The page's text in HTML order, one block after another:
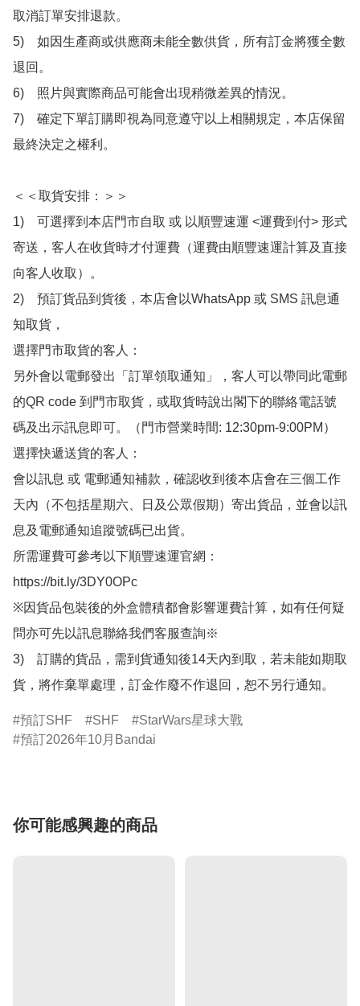
取消訂單安排退款。
5)　如因生產商或供應商未能全數供貨，所有訂金將獲全數
退回。
6)　照片與實際商品可能會出現稍微差異的情況。
7)　確定下單訂購即視為同意遵守以上相關規定，本店保留
最終決定之權利。
＜＜取貨安排：＞＞
1)　可選擇到本店門市自取 或 以順豐速運 <運費到付> 形式
寄送，客人在收貨時才付運費（運費由順豐速運計算及直接
向客人收取）。
2)　預訂貨品到貨後，本店會以WhatsApp 或 SMS 訊息通
知取貨，
選擇門市取貨的客人：
另外會以電郵發出「訂單領取通知」，客人可以帶同此電郵
的QR code 到門市取貨，或取貨時說出閣下的聯絡電話號
碼及出示訊息即可。（門市營業時間: 12:30pm-9:00PM）
選擇快遞送貨的客人：
會以訊息 或 電郵通知補款，確認收到後本店會在三個工作
天內（不包括星期六、日及公眾假期）寄出貨品，並會以訊
息及電郵通知追蹤號碼已出貨。
所需運費可參考以下順豐速運官網：
https://bit.ly/3DY0OPc
※因貨品包裝後的外盒體積都會影響運費計算，如有任何疑
問亦可先以訊息聯絡我們客服查詢※
3)　訂購的貨品，需到貨通知後14天內到取，若未能如期取
貨，將作棄單處理，訂金作廢不作退回，恕不另行通知。
預訂SHF SHF
StarWars星球大戰
預訂2026年10月Bandai
你可能感興趣的商品